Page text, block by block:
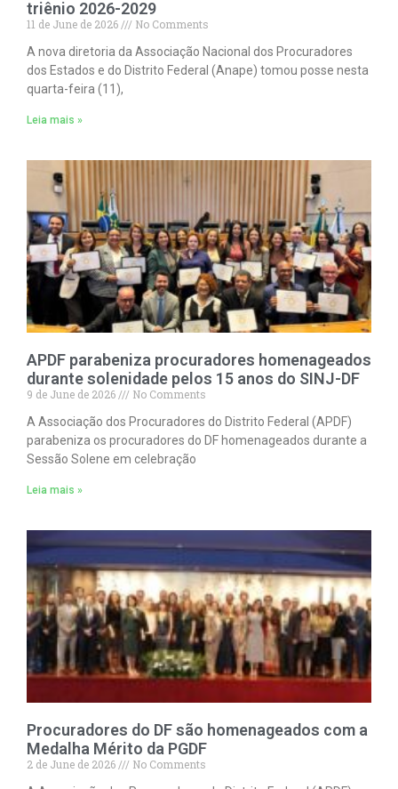
triênio 2026-2029
11 de June de 2026
No Comments
A nova diretoria da Associação Nacional dos Procuradores
dos Estados e do Distrito Federal (Anape) tomou posse nesta
quarta-feira (11),
Leia mais »
APDF parabeniza procuradores homenageados
durante solenidade pelos 15 anos do SINJ-DF
9 de June de 2026
No Comments
A Associação dos Procuradores do Distrito Federal (APDF)
parabeniza os procuradores do DF homenageados durante a
Sessão Solene em celebração
Leia mais »
Procuradores do DF são homenageados com a
Medalha Mérito da PGDF
2 de June de 2026
No Comments